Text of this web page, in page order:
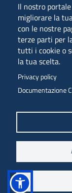
Il nostro
migliorare la
con le nostre
terze parti per
tutti i cookie o
la tua scelta.
Privacy policy
Documentazione
Piazzale
Tel. +39 040
C.F.
Fascia A